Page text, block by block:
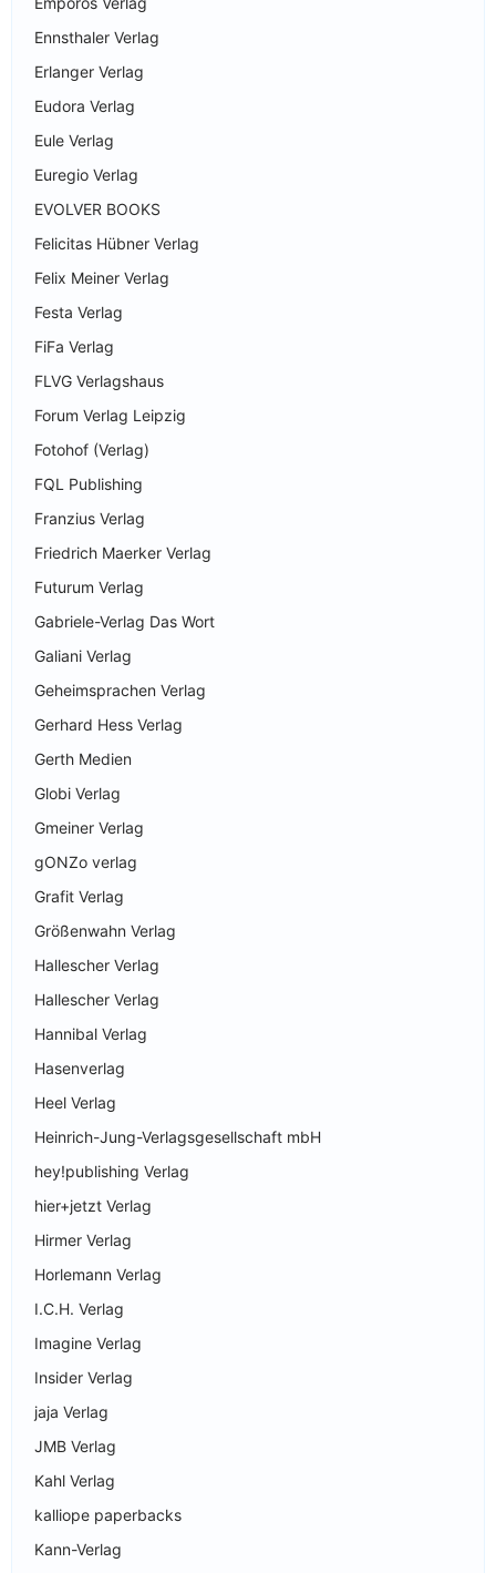
Ennsthaler Verlag
Erlanger Verlag
Eudora Verlag
Eule Verlag
Euregio Verlag
EVOLVER BOOKS
Felicitas Hübner Verlag
Felix Meiner Verlag
Festa Verlag
FiFa Verlag
FLVG Verlagshaus
Forum Verlag Leipzig
Fotohof (Verlag)
FQL Publishing
Franzius Verlag
Friedrich Maerker Verlag
Futurum Verlag
Gabriele-Verlag Das Wort
Galiani Verlag
Geheimsprachen Verlag
Gerhard Hess Verlag
Gerth Medien
Globi Verlag
Gmeiner Verlag
gONZo verlag
Grafit Verlag
Größenwahn Verlag
Hallescher Verlag
Hallescher Verlag
Hannibal Verlag
Hasenverlag
Heel Verlag
Heinrich-Jung-Verlagsgesellschaft mbH
hey!publishing Verlag
hier+jetzt Verlag
Hirmer Verlag
Horlemann Verlag
I.C.H. Verlag
Imagine Verlag
Insider Verlag
jaja Verlag
JMB Verlag
Kahl Verlag
kalliope paperbacks
Kann-Verlag